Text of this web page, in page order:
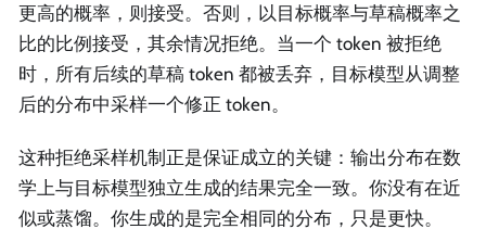
更高的概率，则接受。否则，以目标概率与草稿概率之
比的比例接受，其余情况拒绝。当一个 token 被拒绝
时，所有后续的草稿 token 都被丢弃，目标模型从调整
后的分布中采样一个修正 token。
这种拒绝采样机制正是保证成立的关键：输出分布在数
学上与目标模型独立生成的结果完全一致。你没有在近
似或蒸馏。你生成的是完全相同的分布，只是更快。